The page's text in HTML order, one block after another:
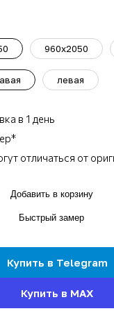
960x2050
левая
в 1 день
отличаться от
Добавить в корзину
Быстрый замер
Купить в Telegram
Купить в MAX